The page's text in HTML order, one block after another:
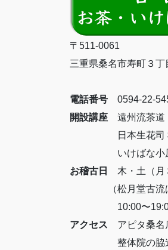
〒511-0061
三重県桑名市寿町３丁
電話番号 0594-22-
開設講座 遠州流茶道
日本生花司 松
いけばな小原流
お稽古日
木・土（月
（松月堂古流は
10:00〜
アクセス アピタ桑名
整体院の脇道